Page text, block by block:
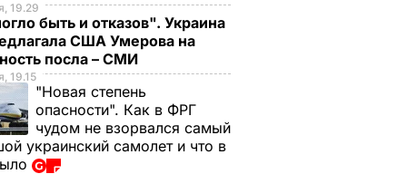
19.29
быть и отказов". Украина
США Умерова на
посла – СМИ
19.15
"Новая степень
опасности". Как в ФРГ
чудом не взорвался самый
украинский самолет и что в